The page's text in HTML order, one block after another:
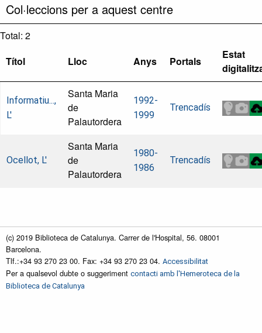
Col·leccions per a aquest centre
Total: 2
Títol
Lloc Anys Portals
Estat
Informatiu...,
L'
Santa Maria
de
Palautordera
1992-
1999
Trencadís
Ocellot, L'
Santa Maria
de
Palautordera
1980-
1986
Trencadís
(c) 2019 Biblioteca de Catalunya. Carrer de l'Hospital, 56. 08001
Barcelona.
Tlf.:+34 93 270 23 00. Fax: +34 93 270 23 04. Accessibilitat
Per a qualsevol dubte o suggeriment contacti amb l'Hemeroteca de la
Biblioteca de Catalunya